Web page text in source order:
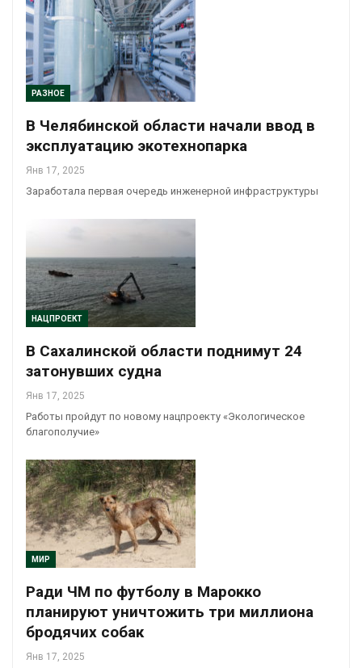
РАЗНОЕ
В Челябинской области начали ввод в
эксплуатацию экотехнопарка
Янв 17, 2025
Заработала первая очередь инженерной инфраструктуры
НАЦПРОЕКТ
В Сахалинской области поднимут 24
затонувших судна
Янв 17, 2025
Работы пройдут по новому нацпроекту «Экологическое
благополучие»
МИР
Ради ЧМ по футболу в Марокко
планируют уничтожить три миллиона
бродячих собак
Янв 17, 2025